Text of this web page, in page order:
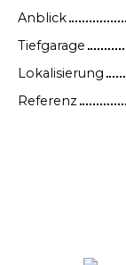
Anblick
Tiefgarage
Lokalisierung
Referenz